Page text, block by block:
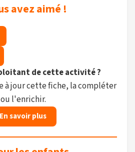
avez aimé !
de cette activité ?
à jour cette fiche, la compléter
ou l'enrichir.
En savoir plus